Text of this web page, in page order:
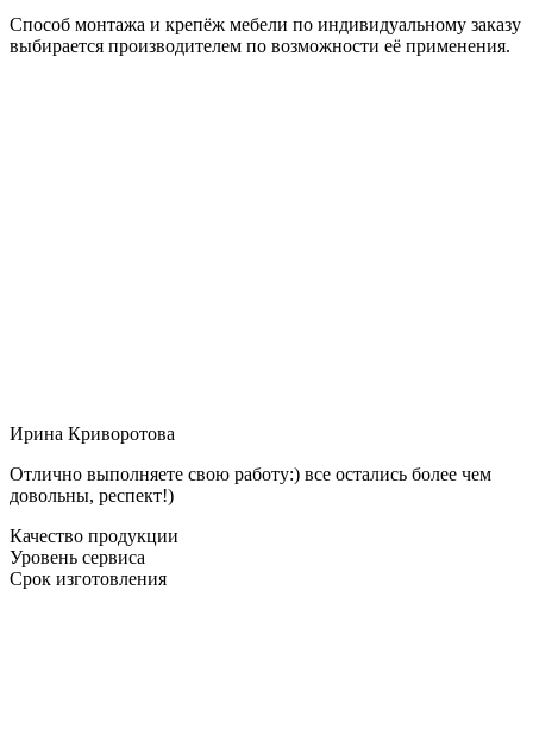
Способ монтажа и крепёж мебели по индивидуальному заказу
выбирается производителем по возможности её применения.
Ирина Криворотова
Отлично выполняете свою работу:) все остались более чем
довольны, респект!)
Качество продукции
Уровень сервиса
Срок изготовления